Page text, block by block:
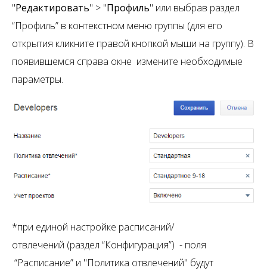
"Редактировать" > "Профиль" или выбрав раздел
“Профиль” в контекстном меню группы (для его
открытия кликните правой кнопкой мыши на группу). В
появившемся справа окне измените необходимые
параметры.
*при единой настройке расписаний/
отвлечений (раздел “Конфигурация”) - поля
“Расписание” и "Политика отвлечений" будут